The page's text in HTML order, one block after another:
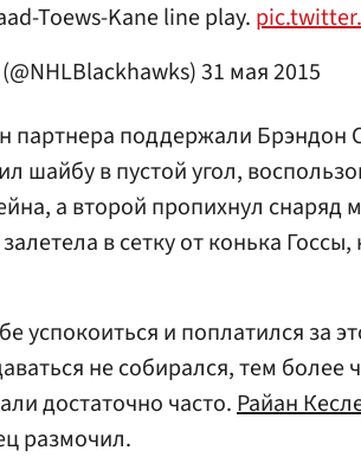
Toews-Kane line play.
31 мая 2015
партнера поддержали Брэндон
шайбу в пустой угол,
, а второй пропихнул снаряд
в сетку от конька Госсы,
успокоиться и поплатился за
не собирался, тем более
достаточно часто.Райан
размочил.